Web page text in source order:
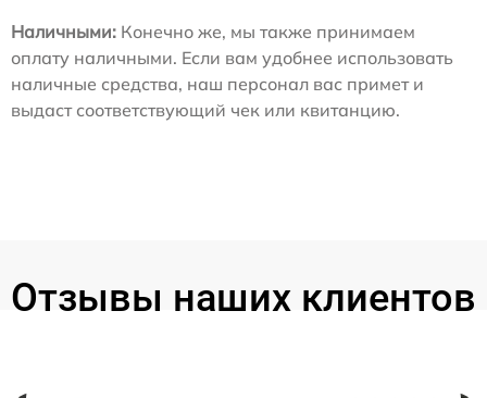
Наличными: Конечно же, мы также принимаем
оплату наличными. Если вам удобнее использовать
наличные средства, наш персонал вас примет и
выдаст соответствующий чек или квитанцию.
Отзывы наших клиентов